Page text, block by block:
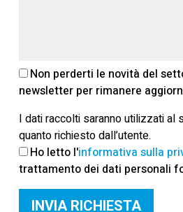
Non perderti le novità del
newsletter per rimanere
I dati raccolti saranno utilizzati al
quanto richiesto dall’utente.
Ho letto l'informativa sulla
trattamento dei dati personali